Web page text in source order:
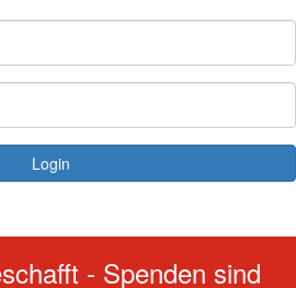
Login
- Spenden sind